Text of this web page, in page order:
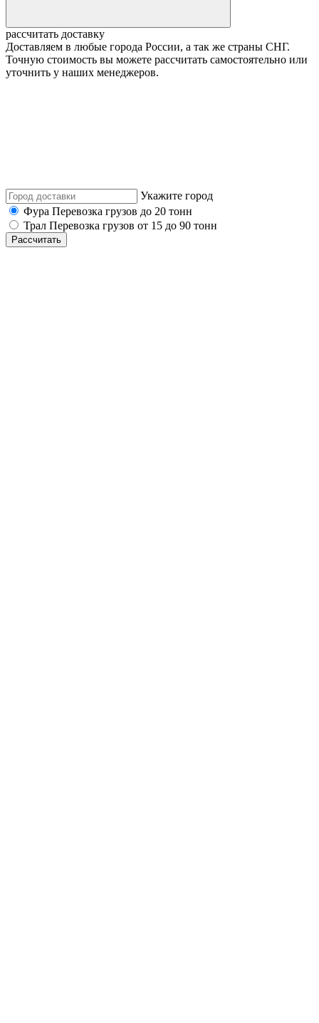
рассчитать доставку
Доставляем в любые города России, а так же страны СНГ.
Точную стоимость вы можете рассчитать самостоятельно или
уточнить у наших менеджеров.
Укажите город
Фура Перевозка грузов до 20 тонн
Трал Перевозка грузов от 15 до 90 тонн
Рассчитать